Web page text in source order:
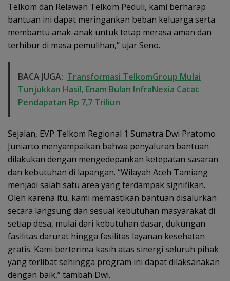
Telkom dan Relawan Telkom Peduli, kami berharap
bantuan ini dapat meringankan beban keluarga serta
membantu anak-anak untuk tetap merasa aman dan
terhibur di masa pemulihan,” ujar Seno.
BACA JUGA: Transformasi TelkomGroup Mulai
Tunjukkan Hasil, Enam Bulan InfraNexia Catat
Pendapatan Rp 7,7 Triliun
Sejalan, EVP Telkom Regional 1 Sumatra Dwi Pratomo
Juniarto menyampaikan bahwa penyaluran bantuan
dilakukan dengan mengedepankan ketepatan sasaran
dan kebutuhan di lapangan. “Wilayah Aceh Tamiang
menjadi salah satu area yang terdampak signifikan.
Oleh karena itu, kami memastikan bantuan disalurkan
secara langsung dan sesuai kebutuhan masyarakat di
setiap desa, mulai dari kebutuhan dasar, dukungan
fasilitas darurat hingga fasilitas layanan kesehatan
gratis. Kami berterima kasih atas sinergi seluruh pihak
yang terlibat sehingga program ini dapat dilaksanakan
dengan baik,” tambah Dwi.